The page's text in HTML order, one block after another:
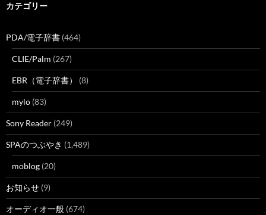
カテゴリー
PDA/電子辞書 (464)
CLIE/Palm (267)
EBR（電子辞書） (8)
mylo (83)
Sony Reader (249)
SPAのつぶやき (1,489)
moblog (20)
お知らせ (9)
オーディオ一般 (674)